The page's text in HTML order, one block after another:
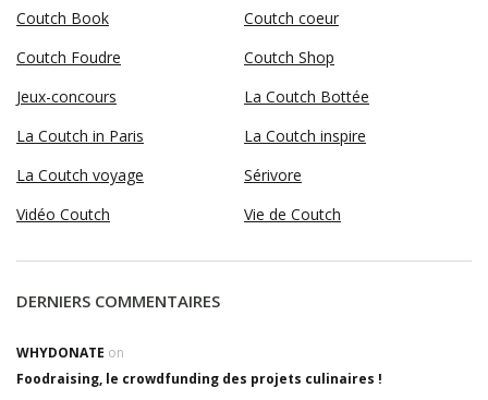
Coutch Book
Coutch coeur
Coutch Foudre
Coutch Shop
Jeux-concours
La Coutch Bottée
La Coutch in Paris
La Coutch inspire
La Coutch voyage
Sérivore
Vidéo Coutch
Vie de Coutch
DERNIERS COMMENTAIRES
WHYDONATE on
Foodraising, le crowdfunding des projets culinaires !